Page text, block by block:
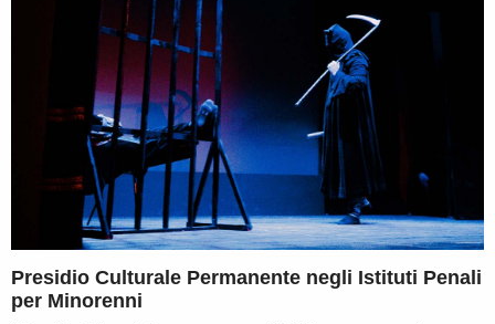
Presidio Culturale Permanente negli Istituti Penali
per Minorenni